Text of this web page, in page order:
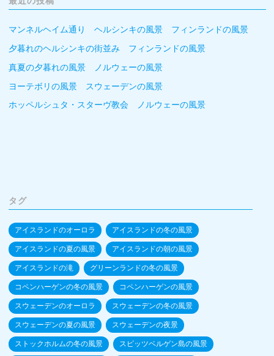
マンネルヘイム通り ヘルシンキの風景 フィンランドの風景
夕暮れのヘルシンキの街並み フィンランドの風景
真夏の夕暮れの風景 ノルウェーの風景
ヨーテボリの風景 スウェーデンの風景
ホッペルシュタ・スターヴ教会 ノルウェーの風景
タグ
アイスランドのオーロラ アイスランドの冬の風景
アイスランドの夏の風景 アイスランドの朝の風景
アイスランドの滝 グリーンランドの冬の風景
コペンハーゲンの冬の風景 コペンハーゲンの風景
スウェーデンのオーロラ スウェーデンの冬の風景
スウェーデンの夏の風景 スウェーデンの夜景
ストックホルムの冬の風景 スピッツベルゲン島の風景